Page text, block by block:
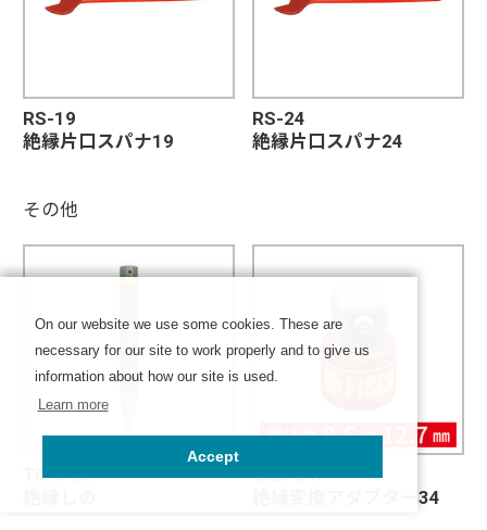
RS-19
絶縁片口スパナ19
RS-24
絶縁片口スパナ24
その他
T0101A
SAD-34F
絶縁変換アダプター34
On our website we use some cookies. These are
necessary for our site to work properly and to give us
information about how our site is used.
Learn more
Accept